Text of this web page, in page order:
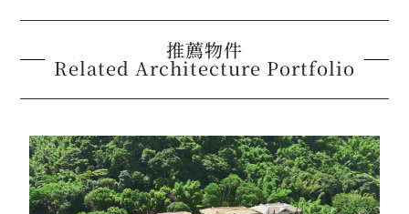
推薦物件
Related Architecture Portfolio